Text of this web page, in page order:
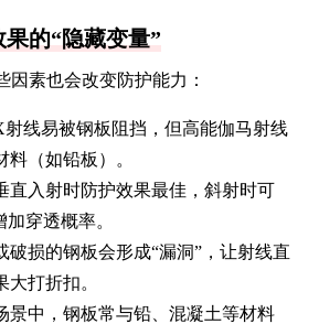
的“隐藏变量”
因素也会改变防护能力：
射线易被钢板阻挡，但高能伽马射线
（如铅板）。
直入射时防护效果最佳，斜射时可
穿透概率。
破损的钢板会形成“漏洞”，让射线直
打折扣。
景中，钢板常与铅、混凝土等材料